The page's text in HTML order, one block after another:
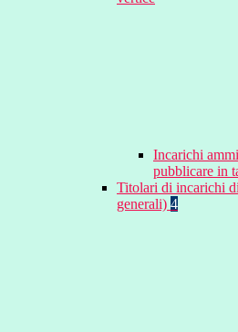
Incarichi
pubblicare in
Titolari di incarichi
generali) 4